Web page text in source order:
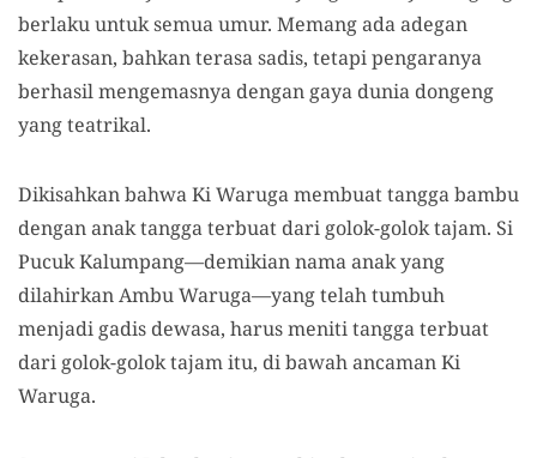
berlaku untuk semua umur. Memang ada adegan
kekerasan, bahkan terasa sadis, tetapi pengaranya
berhasil mengemasnya dengan gaya dunia dongeng
yang teatrikal.
Dikisahkan bahwa Ki Waruga membuat tangga bambu
dengan anak tangga terbuat dari golok-golok tajam. Si
Pucuk Kalumpang—demikian nama anak yang
dilahirkan Ambu Waruga—yang telah tumbuh
menjadi gadis dewasa, harus meniti tangga terbuat
dari golok-golok tajam itu, di bawah ancaman Ki
Waruga.